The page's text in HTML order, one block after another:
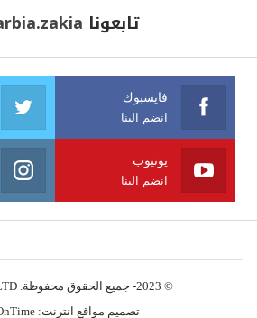
تابعونا
فايسبوك
انضم الينا
يوتيوب
انضم الينا
© 2023- جميع الحقوق محفوظة. IFARASHA LTD
تصميم مواقع انترنت: